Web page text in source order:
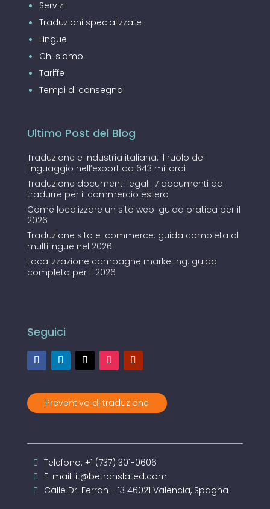
Servizi
Traduzioni specializzate
Lingue
Chi siamo
Tariffe
Tempi di consegna
Ultimo Post del Blog
Traduzione e industria italiana: il ruolo del
linguaggio nell’export da 643 miliardi
Traduzione documenti legali: 7 documenti da
tradurre per il commercio estero
Come localizzare un sito web: guida pratica per il
2026
Traduzione sito e-commerce: guida completa al
multilingue nel 2026
Localizzazione campagne marketing: guida
completa per il 2026
Seguici
Preventivo di traduzione
Telefono: +1 (737) 301-0606
E-mail: it@betranslated.com
Calle Dr. Ferran - 13 46021 Valencia, Spagna